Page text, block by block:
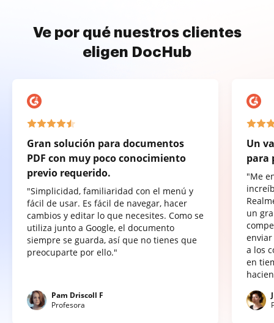
Ve por qué nuestros clientes
eligen DocHub
Gran solución para documentos
PDF con muy poco conocimiento
previo requerido.
"Simplicidad, familiaridad con el menú y
fácil de usar. Es fácil de navegar, hacer
cambios y editar lo que necesites. Como se
utiliza junto a Google, el documento
siempre se guarda, así que no tienes que
preocuparte por ello."
Pam Driscoll F
Profesora
Un
para
"Me
un
a los
en